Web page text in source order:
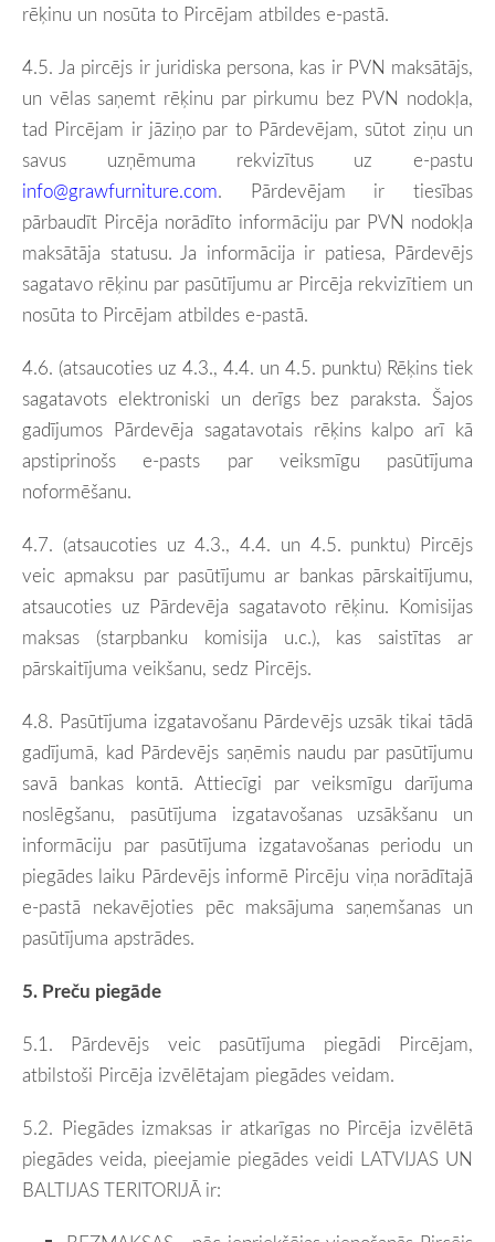
rēķinu un nosūta to Pircējam atbildes e-pastā.
4.5. Ja pircējs ir juridiska persona, kas ir PVN maksātājs,
un vēlas saņemt rēķinu par pirkumu bez PVN nodokļa,
tad Pircējam ir jāziņo par to Pārdevējam, sūtot ziņu un
savus uzņēmuma rekvizītus uz e-pastu
info@grawfurniture.com. Pārdevējam ir tiesības
pārbaudīt Pircēja norādīto informāciju par PVN nodokļa
maksātāja statusu. Ja informācija ir patiesa, Pārdevējs
sagatavo rēķinu par pasūtījumu ar Pircēja rekvizītiem un
nosūta to Pircējam atbildes e-pastā.
4.6. (atsaucoties uz 4.3., 4.4. un 4.5. punktu) Rēķins tiek
sagatavots elektroniski un derīgs bez paraksta. Šajos
gadījumos Pārdevēja sagatavotais rēķins kalpo arī kā
apstiprinošs e-pasts par veiksmīgu pasūtījuma
noformēšanu.
4.7. (atsaucoties uz 4.3., 4.4. un 4.5. punktu) Pircējs
veic apmaksu par pasūtījumu ar bankas pārskaitījumu,
atsaucoties uz Pārdevēja sagatavoto rēķinu. Komisijas
maksas (starpbanku komisija u.c.), kas saistītas ar
pārskaitījuma veikšanu, sedz Pircējs.
4.8. Pasūtījuma izgatavošanu Pārdevējs uzsāk tikai tādā
gadījumā, kad Pārdevējs saņēmis naudu par pasūtījumu
savā bankas kontā. Attiecīgi par veiksmīgu darījuma
noslēgšanu, pasūtījuma izgatavošanas uzsākšanu un
informāciju par pasūtījuma izgatavošanas periodu un
piegādes laiku Pārdevējs informē Pircēju viņa norādītajā
e-pastā nekavējoties pēc maksājuma saņemšanas un
pasūtījuma apstrādes.
5. Preču piegāde
5.1. Pārdevējs veic pasūtījuma piegādi Pircējam,
atbilstoši Pircēja izvēlētajam piegādes veidam.
5.2. Piegādes izmaksas ir atkarīgas no Pircēja izvēlētā
piegādes veida, pieejamie piegādes veidi LATVIJAS UN
BALTIJAS TERITORIJĀ ir: